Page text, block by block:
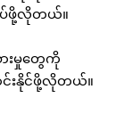
ပ်ဖို့လိုတယ်။
းမှုတွေကို
းနိုင်ဖို့လိုတယ်။